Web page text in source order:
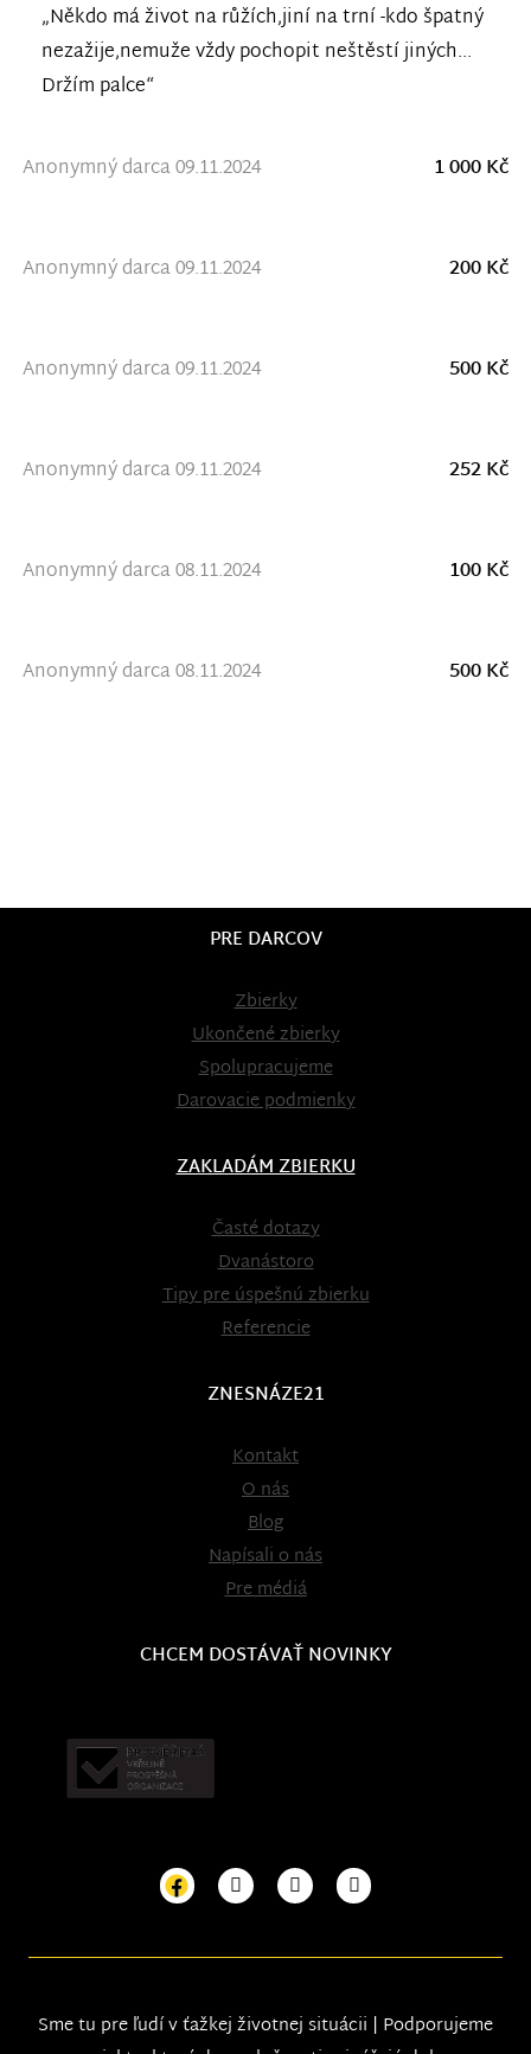
„Někdo má život na růžích,jiní na trní -kdo špatný
nezažije,nemuže vždy pochopit neštěstí jiných...
Držím palce“
Anonymný darca 09.11.2024 1 000 Kč
Anonymný darca 09.11.2024 200 Kč
Anonymný darca 09.11.2024 500 Kč
Anonymný darca 09.11.2024 252 Kč
Anonymný darca 08.11.2024 100 Kč
Anonymný darca 08.11.2024 500 Kč
PRE DARCOV
Zbierky
Ukončené zbierky
Spolupracujeme
Darovacie podmienky
ZAKLADÁM ZBIERKU
Časté dotazy
Dvanástoro
Tipy pre úspešnú zbierku
Referencie
ZNESNÁZE21
Kontakt
O nás
Blog
Napísali o nás
Pre médiá
CHCEM DOSTÁVAŤ NOVINKY
Sme tu pre ľudí v ťažkej životnej situácii | Podporujeme